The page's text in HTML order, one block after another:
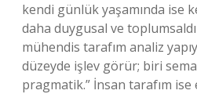
kendi günlük yaşamında ise
daha duygusal ve
mühendis tarafım analiz
düzeyde işlev görür; biri
pragmatik.” İnsan tarafım ise